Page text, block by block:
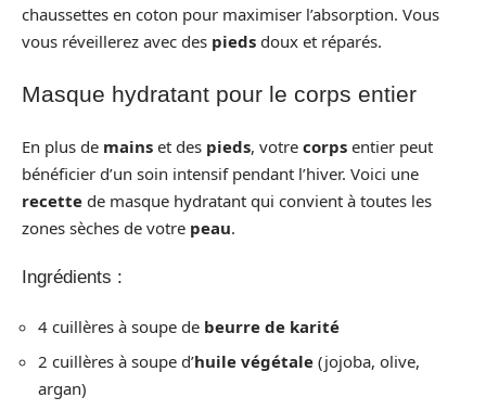
chaussettes en coton pour maximiser l’absorption. Vous
vous réveillerez avec des pieds doux et réparés.
Masque hydratant pour le corps entier
En plus de mains et des pieds, votre corps entier peut
bénéficier d’un soin intensif pendant l’hiver. Voici une
recette de masque hydratant qui convient à toutes les
zones sèches de votre peau.
Ingrédients :
4 cuillères à soupe de beurre de karité
2 cuillères à soupe d’huile végétale (jojoba, olive,
argan)